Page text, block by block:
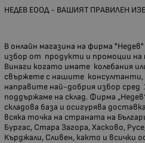
НЕДЕВ ЕООД - ВАШИЯТ ПРАВИЛЕН
В онлайн магазина на фирма
избор от продукти и промоции на
Винаги когато имате колебания
свържете с нашите консултанти,
направите най-добрия избор сред
поддържаме на склад. Фирма
складова база и осигурява
всяка точка на страната на
Бургас, Стара Загора, Хасково,
Кърджали, Сливен, както и всички